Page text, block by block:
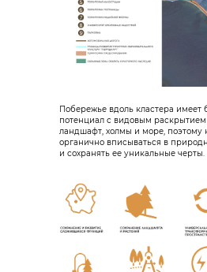
Побережье вдоль кластера
потенциал с видовым
ландшафт, холмы и море, поэтому
органично вписываться в
и сохранять ее уникальные черты.